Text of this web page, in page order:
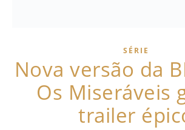
SÉRIE
Nova versão da
Os Miseráveis
trailer